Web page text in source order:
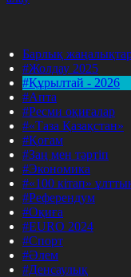
Барлық
#Жолдау 2025
#Құрылтай - 2026
#Апта
#Ресми оқиғалар
#«Таза Қазақстан»
#Қоғам
#Заң мен тәртіп
#Экономика
#«100 кітап»
#Референдум
#Оқиға
#EURO 2024
#Спорт
#Әлем
#Денсаулық